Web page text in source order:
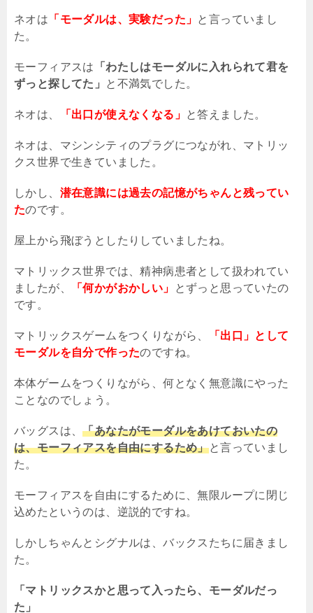
ネオは 「モーダルは、実験だった」 と言っていまし
た。
モーフィアスは
「わたしはモーダルに入れられて君を
ずっと探してた」
と不満気でした。
ネオは、 「出口が使えなくなる」 と答えました。
ネオは、マシンシティのプラグにつながれ、マトリッ
クス世界で生きていました。
しかし、 潜在意識には過去の記憶がちゃんと残ってい
たのです。
屋上から飛ぼうとしたりしていましたね。
マトリックス世界では、精神病患者として扱われてい
ましたが、
「何かがおかしい」
とずっと思っていたの
です。
マトリックスゲームをつくりながら、
「出口」として
モーダルを自分で作ったのですね。
本体ゲームをつくりながら、何となく無意識にやった
ことなのでしょう。
バッグスは、「あなたがモーダルをあけておいたの
は、モーフィアスを自由にするため」と言っていまし
た。
モーフィアスを自由にするために、無限ループに閉じ
込めたというのは、逆説的ですね。
しかしちゃんとシグナルは、バックスたちに届きまし
た。
「マトリックスかと思って入ったら、モーダルだっ
た」